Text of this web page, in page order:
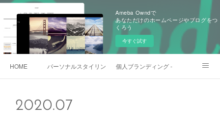
Ameba Owndで
あなただけのホームページやブログをつ
くろう
今すぐ試す
HOME パーソナルスタイリング - 一般向け個人ブランディング - ビジネスマン・
2020.07